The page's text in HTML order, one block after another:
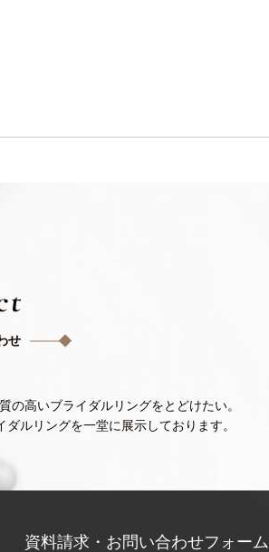
せ
の高いブライダルリングをとどけたい。
ダルリングを一堂に展示しております。
資料請求・お問い合わせフォーム